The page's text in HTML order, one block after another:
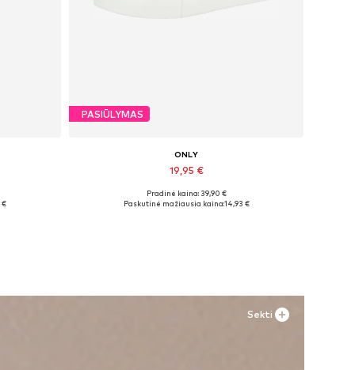
€
PASIŪLYMAS
ONLY
19,95 €
Galimi dydžiai: 36, 37, 38, 39
Pradinė kaina: 39,90 €
Paskutinė mažiausia kaina:14,93 €
Sekti